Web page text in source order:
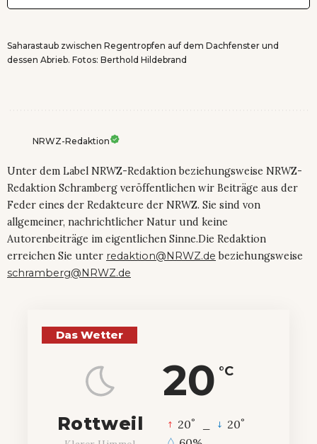
Saharastaub zwischen Regentropfen auf dem Dachfenster und
dessen Abrieb. Fotos: Berthold Hildebrand
NRWZ-Redaktion
Unter dem Label NRWZ-Redaktion beziehungsweise NRWZ-
Redaktion Schramberg veröffentlichen wir Beiträge aus der
Feder eines der Redakteure der NRWZ. Sie sind von
allgemeiner, nachrichtlicher Natur und keine
Autorenbeiträge im eigentlichen Sinne.Die Redaktion
erreichen Sie unter redaktion@NRWZ.de beziehungsweise
schramberg@NRWZ.de
Das Wetter
20 °C
Rottweil 20° 20°